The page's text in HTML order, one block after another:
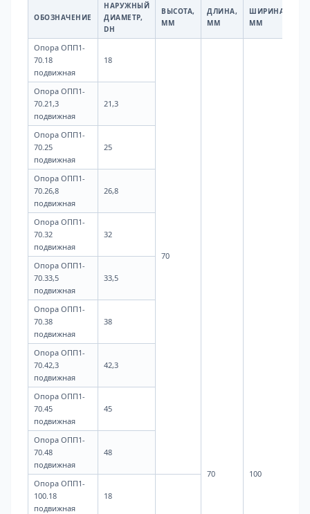
ОБОЗНАЧЕНИЕ
НАРУЖНЫЙ
ДИАМЕТР,
DН
ВЫСОТА,
ММ
ДЛИНА,
ММ
ШИРИНА,
ММ
Опора ОПП1-
70.18
подвижная
18
70
70 100
Опора ОПП1-
70.21,3
подвижная
21,3
Опора ОПП1-
70.25
подвижная
25
Опора ОПП1-
70.26,8
подвижная
26,8
Опора ОПП1-
70.32
подвижная
32
Опора ОПП1-
70.33,5
подвижная
33,5
Опора ОПП1-
70.38
подвижная
38
Опора ОПП1-
70.42,3
подвижная
42,3
Опора ОПП1-
70.45
подвижная
45
Опора ОПП1-
70.48
подвижная
48
Опора ОПП1-
100.18
подвижная
18